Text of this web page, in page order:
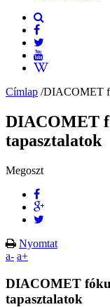
Címlap /DIACOMET
DIACOMET
tapasztalatok
Megoszt
Nyomtat
a- a+
DIACOMET
tapasztalatok